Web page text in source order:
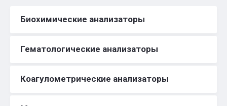
Биохимические анализаторы
Гематологические анализаторы
Коагулометрические анализаторы